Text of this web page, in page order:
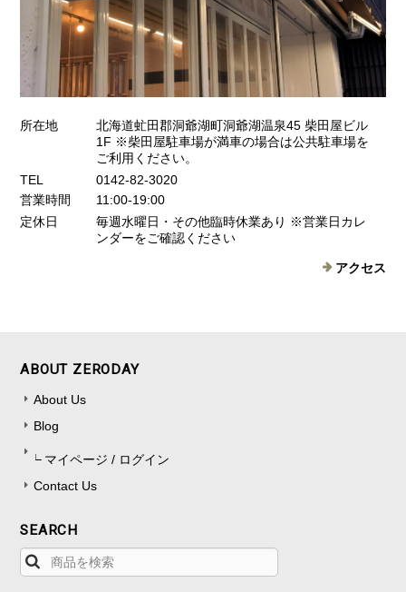
所在地
北海道虻田郡洞爺湖町洞爺湖温泉45 柴田屋ビル
1F ※柴田屋駐車場が満車の場合は公共駐車場を
ご利用ください。
TEL
0142-82-3020
営業時間
11:00-19:00
定休日
毎週水曜日・その他臨時休業あり ※営業日カレ
ンダーをご確認ください
アクセス
ABOUT ZERODAY
About Us
Blog
マイページ / ログイン
Contact Us
SEARCH